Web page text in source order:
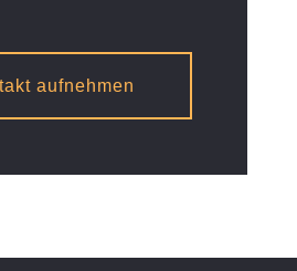
aufnehmen